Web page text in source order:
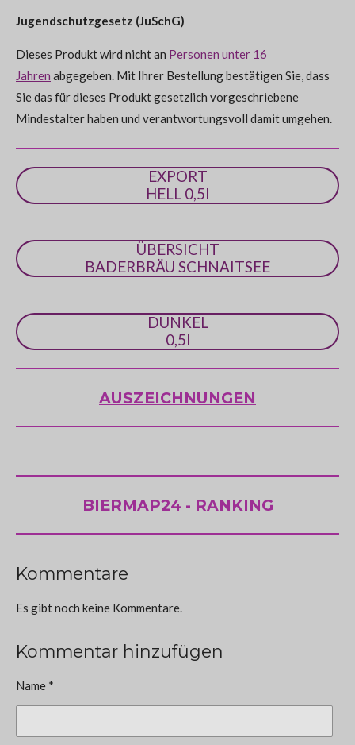
0
S
t
e
e
e
Jugendschutzgesetz (JuSchG)
Dieses Produkt wird nicht an Personen unter 16
Jahren abgegeben. Mit Ihrer Bestellung bestätigen Sie, dass
Sie das für dieses Produkt gesetzlich vorgeschriebene
Mindestalter haben und verantwortungsvoll damit umgehen.
EXPORT
HELL 0,5l
ÜBERSICHT
BADERBRÄU SCHNAITSEE
DUNKEL
0,5l
AUSZEICHNUNGEN
BIERMAP24 - RANKING
Kommentare
Es gibt noch keine Kommentare.
Kommentar hinzufügen
Name *